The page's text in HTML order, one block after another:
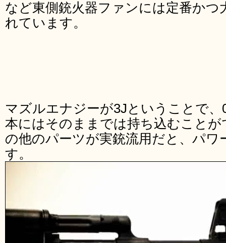
など東側銃火器ファンには定番かつ
れています。
マズルエナジーが3Jということで
本にはそのままでは持ち込むこと
の他のパーツが実銃流用だと、パ
す。